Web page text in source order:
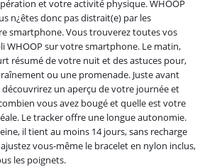
et votre activité physique. WHOOP
n¿êtes donc pas distrait(e) par les
smartphone. Vous trouverez toutes vos
WHOOP sur votre smartphone. Le matin,
résumé de votre nuit et des astuces pour,
ou une promenade. Juste avant
un aperçu de votre journée et
vous avez bougé et quelle est votre
Le tracker offre une longue autonomie.
il tient au moins 14 jours, sans recharge
vous-même le bracelet en nylon inclus,
les poignets.